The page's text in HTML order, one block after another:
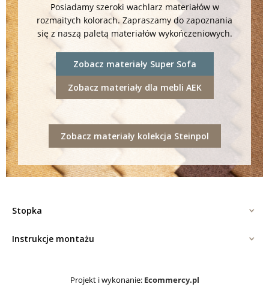
Posiadamy szeroki wachlarz materiałów w
rozmaitych kolorach. Zapraszamy do zapoznania
się z naszą paletą materiałów wykończeniowych.
Zobacz materiały Super Sofa
Zobacz materiały dla mebli AEK
Zobacz materiały kolekcja Steinpol
Stopka
Instrukcje montażu
Projekt i wykonanie: Ecommercy.pl